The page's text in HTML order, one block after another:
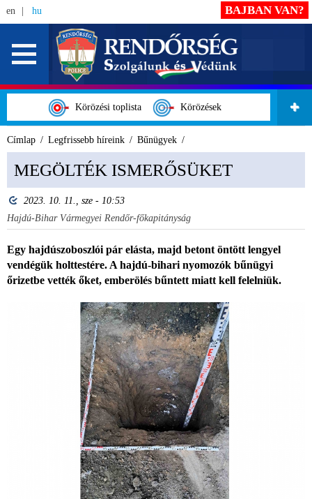
en hu
Körözési toplista Körözések
BAJBAN VAN?
Címlap Legfrissebb híreink Bűnügyek
MEGÖLTÉK ISMERŐSÜKET
2023. 10. 11., sze - 10:53
Hajdú-Bihar Vármegyei Rendőr-főkapitányság
Egy hajdúszoboszlói pár elásta, majd betont öntött lengyel
vendégük holttestére. A hajdú-bihari nyomozók bűnügyi
őrizetbe vették őket, emberölés bűntett miatt kell felelniük.